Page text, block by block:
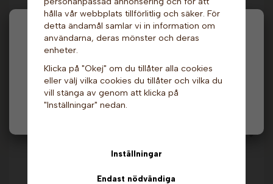
Hej och välkommen till Gottes!
moms) eller företag (exkl. moms) för hur våra priser
ska visas.
Privat
Sirap - Kokosnöt, 700
ml. Naturera
129 kr
Info & Köp
Fruktsirap - Persika,
619 kr 849 kr
hålla vår webbplats tillförlitlig och säker. För
detta ändamål samlar vi in information om
användarna, deras mönster och deras
enheter.
Klicka på "Okej" om du tillåter alla cookies
eller välj vilka cookies du tillåter och vilka du
vill stänga av genom att klicka på
"Inställningar" nedan.
Inställningar
Endast nödvändiga